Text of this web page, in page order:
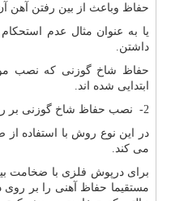
حفاظ وباعث از بین رفتن آهن
یا به عنوان مثال عدم
داشتن.
حفاظ شاخ گوزنی که نصب
ابتدایی شده اند.
2- نصب حفاظ شاخ گوزنی بر روی دیوار سطح فلزی
در این نوع روش با استفاده
می کند.
مستقیما حفاظ آهنی را بر